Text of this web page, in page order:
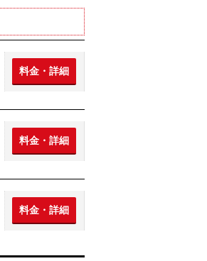
料金・詳細
料金・詳細
料金・詳細